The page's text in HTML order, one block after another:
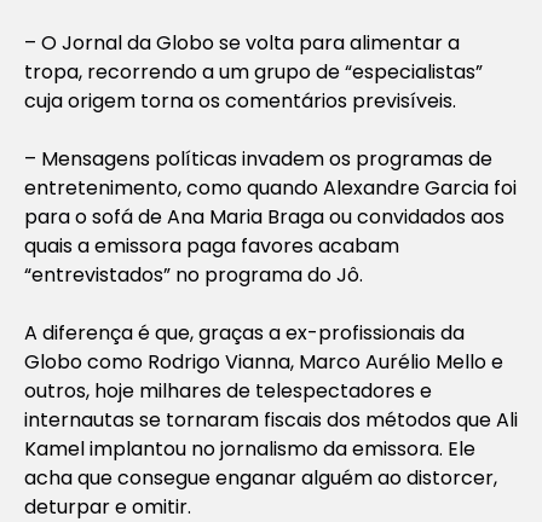
– O Jornal da Globo se volta para alimentar a
tropa, recorrendo a um grupo de “especialistas”
cuja origem torna os comentários previsíveis.
– Mensagens políticas invadem os programas de
entretenimento, como quando Alexandre Garcia foi
para o sofá de Ana Maria Braga ou convidados aos
quais a emissora paga favores acabam
“entrevistados” no programa do Jô.
A diferença é que, graças a ex-profissionais da
Globo como Rodrigo Vianna, Marco Aurélio Mello e
outros, hoje milhares de telespectadores e
internautas se tornaram fiscais dos métodos que Ali
Kamel implantou no jornalismo da emissora. Ele
acha que consegue enganar alguém ao distorcer,
deturpar e omitir.